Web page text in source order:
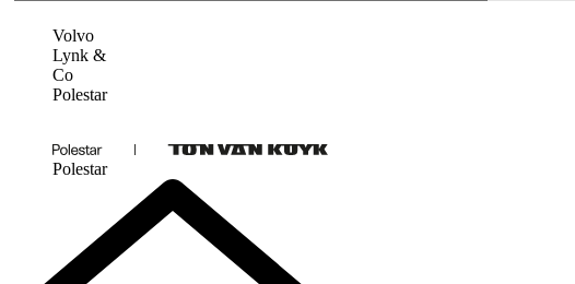
Volvo
Lynk &
Co
Polestar
Polestar